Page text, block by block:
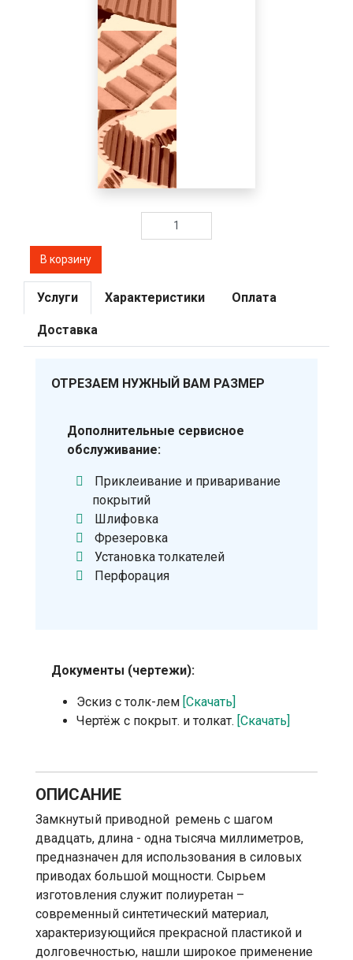
Услуги Характеристики Оплата
Доставка
ОТРЕЗАЕМ НУЖНЫЙ ВАМ РАЗМЕР
Дополнительные сервисное
обслуживание:
Приклеивание и приваривание
покрытий
Шлифовка
Фрезеровка
Установка толкателей
Перфорация
Документы (чертежи):
Эскиз с толк-лем [Скачать]
Чертёж с покрыт. и толкат. [Скачать]
ОПИСАНИЕ
Замкнутый приводной ремень с шагом
двадцать, длина - одна тысяча миллиметров,
предназначен для использования в силовых
приводах большой мощности. Сырьем
изготовления служит полиуретан –
современный синтетический материал,
характеризующийся прекрасной пластикой и
долговечностью, нашли широкое применение